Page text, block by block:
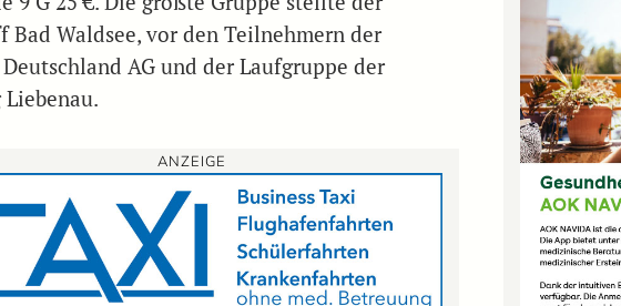
Bad Waldsee, vor den Teilnehmern der
AG und der Laufgruppe der
ANZEIGE